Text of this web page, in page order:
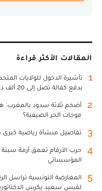
المقالات الأكثر قراءة
1
بدفع كفالة تصل إلى 20 ألف دولار
2
أضخم ثلاثة سدود
موجات الحر الصيفية؟
3 تفاصيل منشأة رياضية كبرى
4
حرب الأرقام تعمق أزمة
المؤسساتي
5
المعارضة التونسية تراسل
لقيس سعيد يكرس